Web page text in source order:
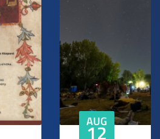
AUG
12